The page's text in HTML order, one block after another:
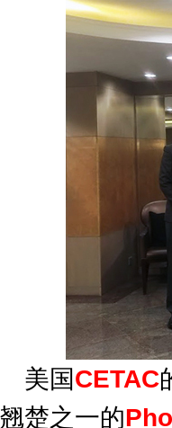
美国CETAC
翘楚之一的